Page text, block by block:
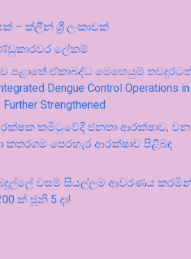
– ක්ලීන් ශ්‍රී ලංකාවක්
ලේකම්
පළාතේ ඒකාබද්ධ මෙහෙයුම්
Dengue Control Operations in
Strengthened
කමිටුවේදී ජනතා ආරක්ෂාව, වන
කතරගම පෙරහැර ආරක්ෂාව පිළිබඳ
වසම් සියල්ලම ආවරණය
ක් ජූනි 5 දා!